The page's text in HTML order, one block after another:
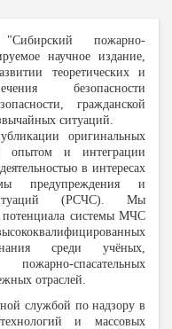
"Сибирский пожарно-
научное издание,
теоретических и
безопасности
гражданской
ситуаций.
оригинальных
опытом и интеграции
в интересах
предупреждения и
(РСЧС). Мы
потенциала системы МЧС
среди учёных,
спасательных
отраслей.
службой по надзору в
и массовых